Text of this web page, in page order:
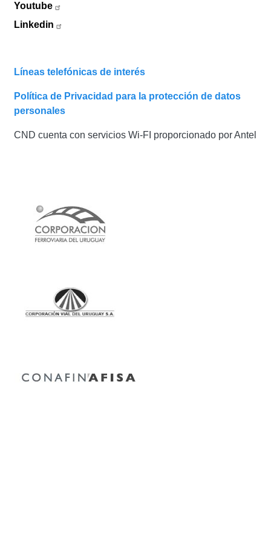
Youtube
Linkedin
Líneas telefónicas de interés
Política de Privacidad para la protección de datos
personales
CND cuenta con servicios Wi-FI proporcionado por Antel